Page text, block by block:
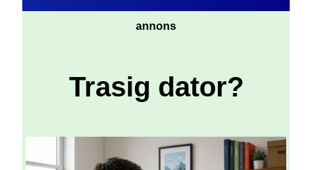
annons
Trasig dator?